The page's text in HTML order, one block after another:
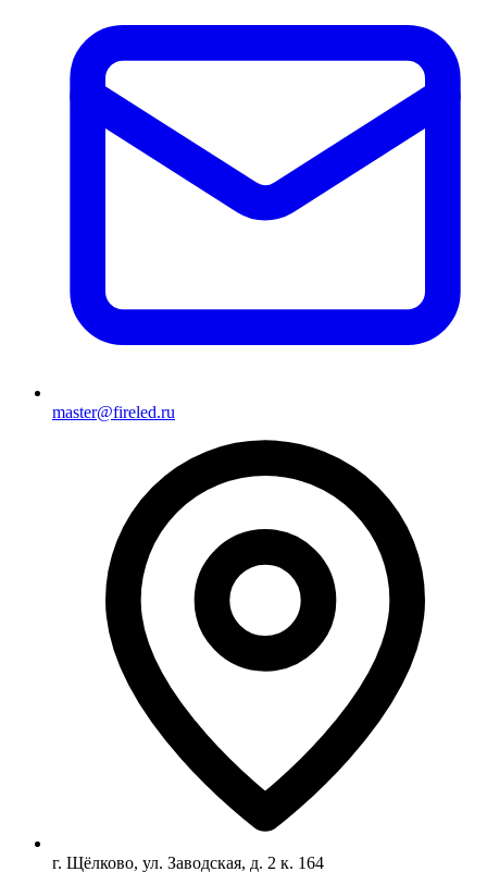
master@fireled.ru
г. Щёлково, ул. Заводская, д. 2 к. 164